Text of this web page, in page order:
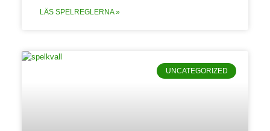
LÄS SPELREGLERNA »
UNCATEGORIZED